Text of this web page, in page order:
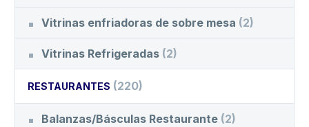
Vitrinas enfriadoras de sobre mesa (2)
Vitrinas Refrigeradas (2)
RESTAURANTES (220)
Balanzas/Básculas Restaurante (2)